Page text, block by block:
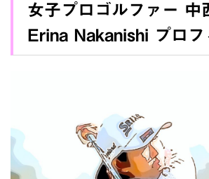
女子プロゴルファー 中
Erina Nakanishi プロフ